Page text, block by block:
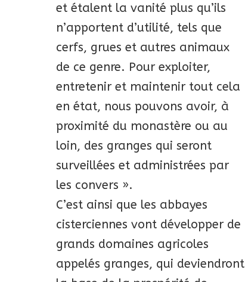
et étalent la vanité plus qu’ils
n’apportent d’utilité, tels que
cerfs, grues et autres animaux
de ce genre. Pour exploiter,
entretenir et maintenir tout cela
en état, nous pouvons avoir, à
proximité du monastère ou au
loin, des granges qui seront
surveillées et administrées par
les convers ».
C’est ainsi que les abbayes
cisterciennes vont développer de
grands domaines agricoles
appelés granges, qui deviendront